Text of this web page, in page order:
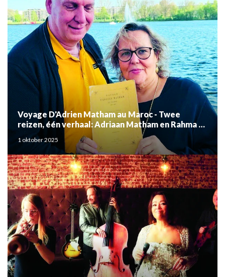
Voyage D'Adrien Matham au Maroc - Twee
reizen, één verhaal: Adriaan Matham en Rahma el
Mouden
1 oktober 2025